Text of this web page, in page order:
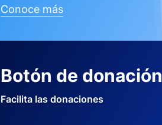
Conoce más
Botón de donación
Facilita las donaciones